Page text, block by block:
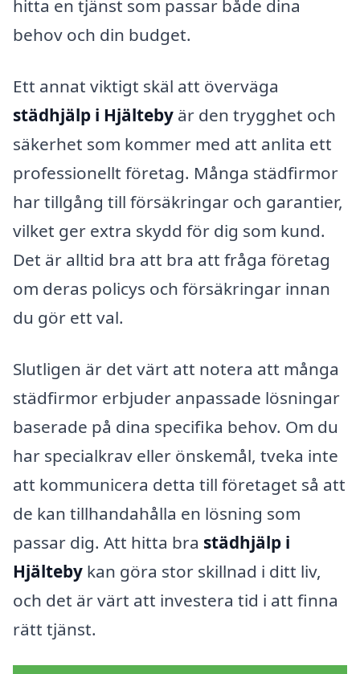
hitta en tjänst som passar både dina
behov och din budget.
Ett annat viktigt skäl att överväga
städhjälp i Hjälteby är den trygghet och
säkerhet som kommer med att anlita ett
professionellt företag. Många städfirmor
har tillgång till försäkringar och garantier,
vilket ger extra skydd för dig som kund.
Det är alltid bra att bra att fråga företag
om deras policys och försäkringar innan
du gör ett val.
Slutligen är det värt att notera att många
städfirmor erbjuder anpassade lösningar
baserade på dina specifika behov. Om du
har specialkrav eller önskemål, tveka inte
att kommunicera detta till företaget så att
de kan tillhandahålla en lösning som
passar dig. Att hitta bra städhjälp i
Hjälteby kan göra stor skillnad i ditt liv,
och det är värt att investera tid i att finna
rätt tjänst.